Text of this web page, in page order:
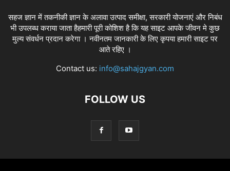
सहज ज्ञान में तकनीकी ज्ञान के अलावा उत्पाद समीक्षा, सरकारी योजनाएं और निबंध
भी उपलब्ध कराया जाता हैहमारी पूरी कोशिश है कि यह साइट आपके जीवन मे कुछ
मुल्य संवर्धन प्रदान करेगा । नवीनतम जानकारी के लिए कृपया हमारी साइट पर
आते रहिए ।
Contact us: info@sahajgyan.com
FOLLOW US